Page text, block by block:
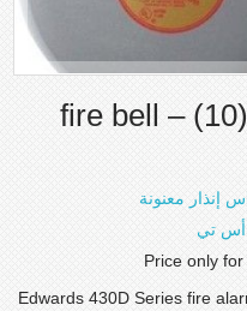
fire bell –
إنذار معنونة
أس تي
Price only
Edwards 430D Series fire